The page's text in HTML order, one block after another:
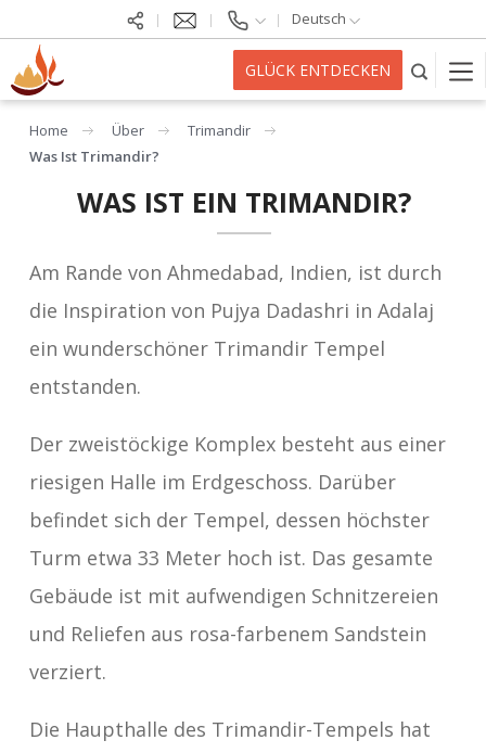
Deutsch
GLÜCK ENTDECKEN
Home Über
Trimandir
Was Ist Trimandir?
WAS IST EIN TRIMANDIR?
Am Rande von Ahmedabad, Indien, ist durch
die Inspiration von Pujya Dadashri in Adalaj
ein wunderschöner Trimandir Tempel
entstanden.
Der zweistöckige Komplex besteht aus einer
riesigen Halle im Erdgeschoss. Darüber
befindet sich der Tempel, dessen höchster
Turm etwa 33 Meter hoch ist. Das gesamte
Gebäude ist mit aufwendigen Schnitzereien
und Reliefen aus rosa-farbenem Sandstein
verziert.
Die Haupthalle des Trimandir-Tempels hat